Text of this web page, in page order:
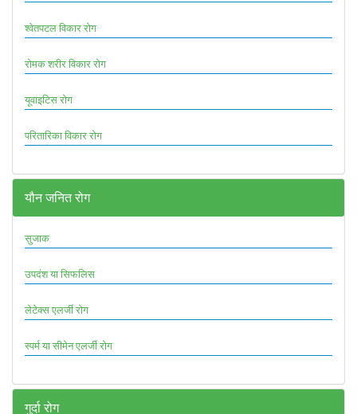
श्वेतपटल विकार रोग
रोमक शरीर विकार रोग
यूवाइटिस रोग
परितारिका विकार रोग
यौन जनित रोग
सुजाक
उपदंश या सिफलिस
लेटेक्स एलर्जी रोग
स्पर्म या सीमेन एलर्जी रोग
गुर्दा रोग